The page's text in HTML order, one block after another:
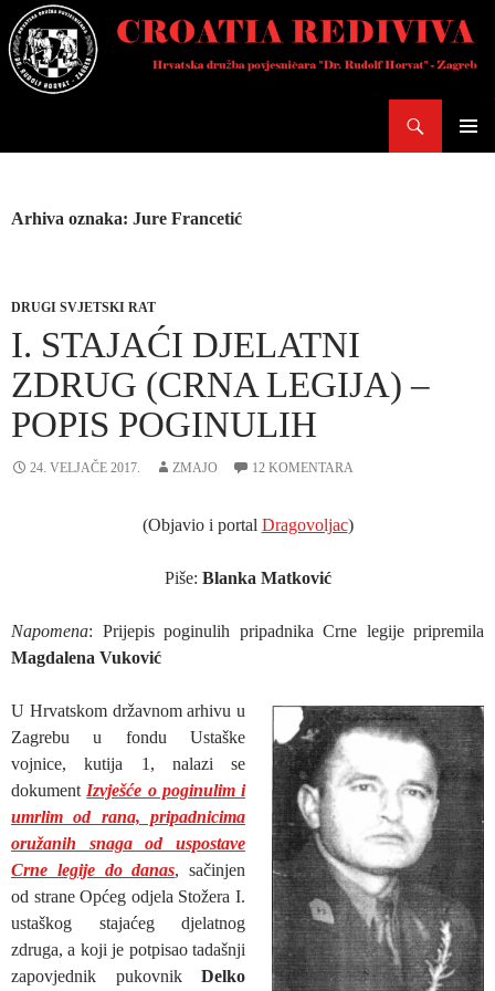
Skoči
do
sadržaja
Arhiva oznaka: Jure Francetić
DRUGI SVJETSKI RAT
I. STAJAĆI DJELATNI
ZDRUG (CRNA LEGIJA) –
POPIS POGINULIH
24. VELJAČE 2017. ZMAJO 12 KOMENTARA
(Objavio i portal Dragovoljac)
Piše: Blanka Matković
Napomena: Prijepis poginulih pripadnika Crne legije pripremila
Magdalena Vuković
U Hrvatskom državnom arhivu u
Zagrebu u fondu Ustaške
vojnice, kutija 1, nalazi se
dokument Izvješće o poginulim i
umrlim od rana, pripadnicima
oružanih snaga od uspostave
Crne legije do danas, sačinjen
od strane Općeg odjela Stožera I.
ustaškog stajaćeg djelatnog
zdruga, a koji je potpisao tadašnji
zapovjednik pukovnik Delko